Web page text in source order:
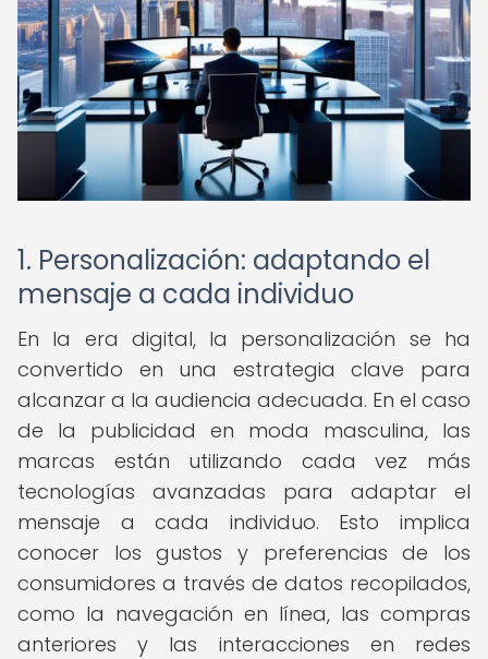
1. Personalización: adaptando el
mensaje a cada individuo
En la era digital, la personalización se ha
convertido en una estrategia clave para
alcanzar a la audiencia adecuada. En el caso
de la publicidad en moda masculina, las
marcas están utilizando cada vez más
tecnologías avanzadas para adaptar el
mensaje a cada individuo. Esto implica
conocer los gustos y preferencias de los
consumidores a través de datos recopilados,
como la navegación en línea, las compras
anteriores y las interacciones en redes